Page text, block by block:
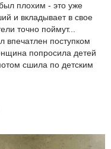
плохим - это уже
и вкладывает в свое
точно поймут...
впечатлен поступком
попросила детей
сшила по детским